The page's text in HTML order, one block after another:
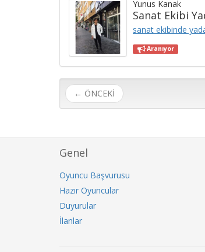
Yunus Kanak
Sanat Ekibi
sanat ekibinde
Aranıyor
← ÖNCEKİ
Genel
Oyuncu Başvurusu
Hazır Oyuncular
Duyurular
İlanlar